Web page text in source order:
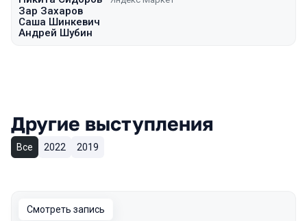
Зар Захаров
Саша Шинкевич
Андрей Шубин
Другие выступления
Все 2022 2019
Смотреть запись